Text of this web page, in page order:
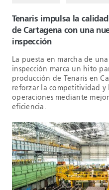
Tenaris impulsa la
de Cartagena con una
inspección
La puesta en marcha de
inspección marca un hito
producción de Tenaris en
reforzar la competitividad y
operaciones mediante
eficiencia.